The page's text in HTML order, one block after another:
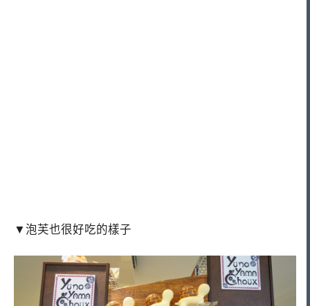
▼泡芙也很好吃的樣子